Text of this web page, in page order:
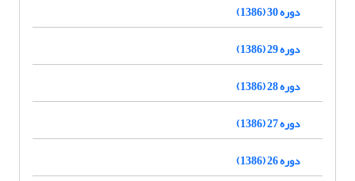
دوره 30 (1386)
دوره 29 (1386)
دوره 28 (1386)
دوره 27 (1386)
دوره 26 (1386)